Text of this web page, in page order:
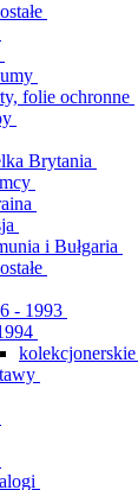
folie ochronne
Brytania
i Bułgaria
- 1993
kolekcjonerskie